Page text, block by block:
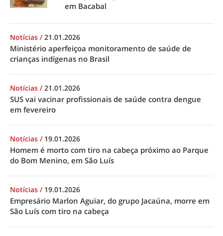
em Bacabal
Notícias /21.01.2026
Ministério aperfeiçoa monitoramento de saúde de
crianças indígenas no Brasil
Notícias /21.01.2026
SUS vai vacinar profissionais de saúde contra dengue
em fevereiro
Notícias / 19.01.2026
Homem é morto com tiro na cabeça próximo ao Parque
do Bom Menino, em São Luís
Notícias / 19.01.2026
Empresário Marlon Aguiar, do grupo Jacaúna, morre em
São Luís com tiro na cabeça